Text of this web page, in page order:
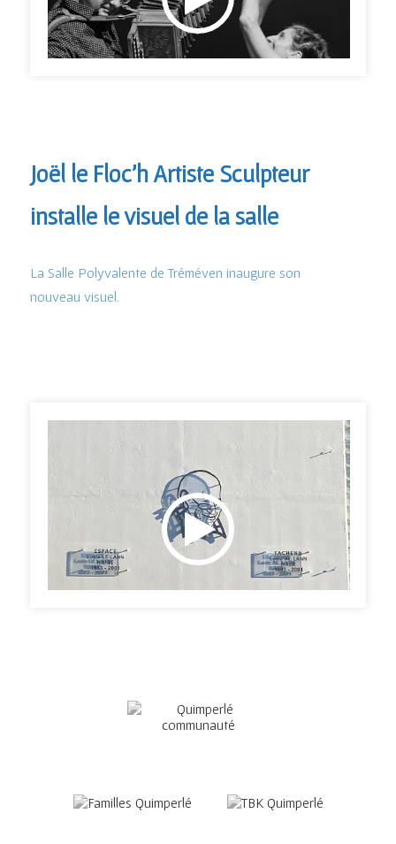
Joël le Floc'h Artiste Sculpteur
installe le visuel de la salle
La Salle Polyvalente de Tréméven inaugure son
nouveau visuel.